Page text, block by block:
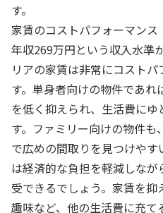
す。
家賃のコストパフォーマンス
年収269万円という収入水準
リアの家賃は非常にコスト
す。単身者向けの物件であ
を低く抑えられ、生活費に
す。ファミリー向けの物件
で広めの間取りを見つけや
は経済的な負担を軽減しな
受できるでしょう。家賃を抑
趣味など、他の生活費に充